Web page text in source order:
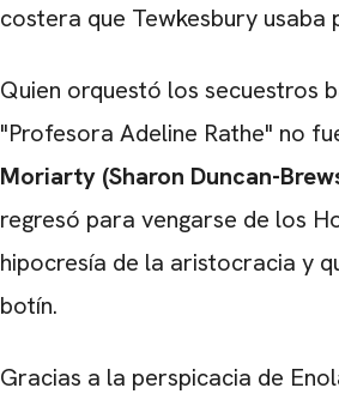
costera que Tewkesbury usaba
Quien orquestó los secuestros
"Profesora Adeline Rathe" no
Moriarty (Sharon Duncan-
regresó para vengarse de los
hipocresía de la aristocracia y
botín.
Gracias a la perspicacia de